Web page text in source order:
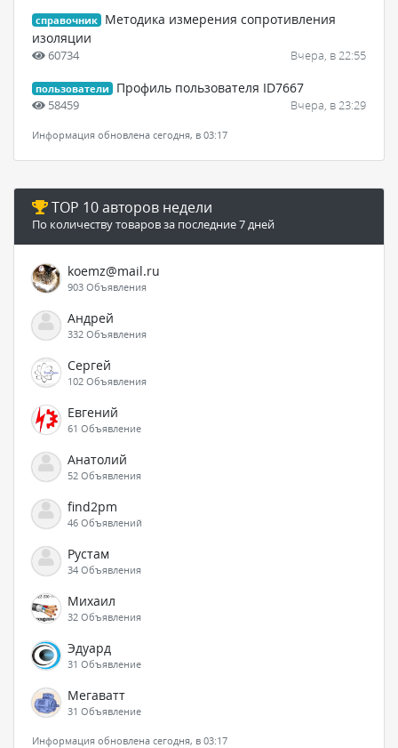
справочник
Методика измерения сопротивления
изоляции
60734 Вчера, в 22:55
пользователи Профиль пользователя ID7667
58459 Вчера, в 23:29
Информация обновлена сегодня, в 03:17
TOP 10 авторов недели
По количеству товаров за последние 7 дней
koemz@mail.ru
903 Объявления
Андрей
332 Объявления
Сергей
102 Объявления
Евгений
61 Объявление
Анатолий
52 Объявления
find2pm
46 Объявлений
Рустам
34 Объявления
Михаил
32 Объявления
Эдуард
31 Объявление
Мегаватт
31 Объявление
Информация обновлена сегодня, в 03:17